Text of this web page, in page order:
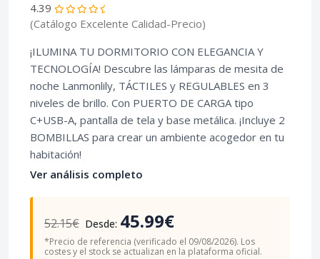
4.39
(Catálogo Excelente Calidad-Precio)
¡ILUMINA TU DORMITORIO CON ELEGANCIA Y
TECNOLOGÍA! Descubre las lámparas de mesita de
noche Lanmonlily, TÁCTILES y REGULABLES en 3
niveles de brillo. Con PUERTO DE CARGA tipo
C+USB-A, pantalla de tela y base metálica. ¡Incluye 2
BOMBILLAS para crear un ambiente acogedor en tu
habitación!
Ver análisis completo
52.15€ Desde: 45.99€
*Precio de referencia (verificado el 09/08/2026). Los
costes y el stock se actualizan en la plataforma oficial.